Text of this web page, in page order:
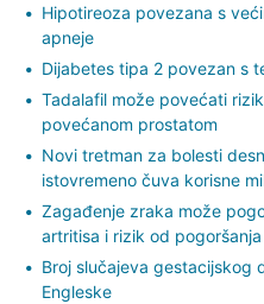
Hipotireoza povezana s
apneje
Dijabetes tipa 2 povezan s
Tadalafil može povećati
povećanom prostatom
Novi tretman za bolesti
istovremeno čuva korisne
Zagađenje zraka može
artritisa i rizik od pogoršanja
Broj slučajeva gestacijskog
Engleske